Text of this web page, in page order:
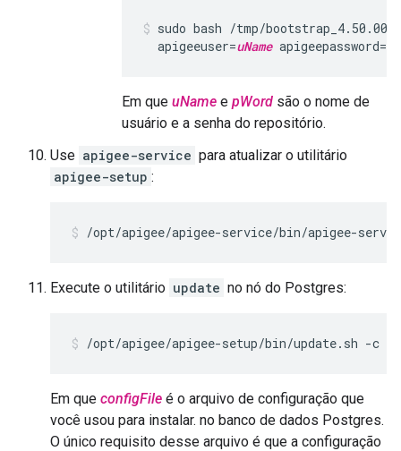
sudo bash /tmp/
  apigeeuser=
uName apigeepassword=
Em que uName e pWord são o nome de
usuário e a senha do repositório.
Use apigee-service para atualizar o utilitário
apigee-setup :
/opt/apigee/apigee-service/bin/apigee-
Execute o utilitário update no nó do Postgres:
/opt/apigee/apigee-setup/bin/update.sh -c
Em que configFile é o arquivo de configuração que
você usou para instalar. no banco de dados Postgres.
O único requisito desse arquivo é que a configuração